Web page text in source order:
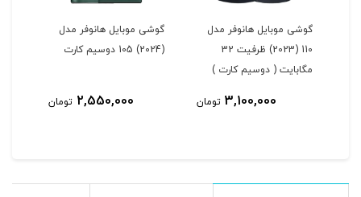
گوشی موبایل هانوفر مدل
110 (2023) ظرفیت 32
مگابایت ( دوسیم کارت )
3,100,000 تومان
گوشی موبایل هانوفر مدل
(2024) 105 دوسیم کارت
2,550,000 تومان